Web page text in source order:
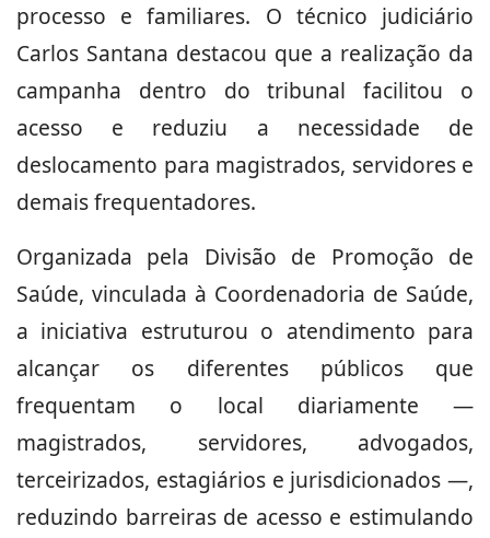
processo e familiares. O técnico judiciário
Carlos Santana destacou que a realização da
campanha dentro do tribunal facilitou o
acesso e reduziu a necessidade de
deslocamento para magistrados, servidores e
demais frequentadores.
Organizada pela Divisão de Promoção de
Saúde, vinculada à Coordenadoria de Saúde,
a iniciativa estruturou o atendimento para
alcançar os diferentes públicos que
frequentam o local diariamente —
magistrados, servidores, advogados,
terceirizados, estagiários e jurisdicionados —,
reduzindo barreiras de acesso e estimulando